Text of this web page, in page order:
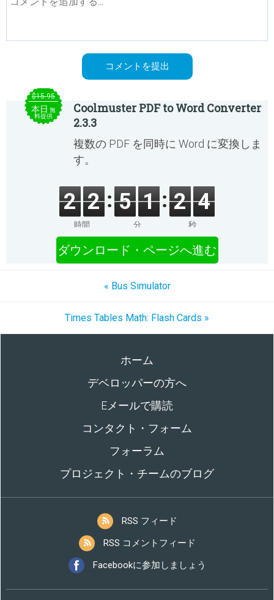
$15.95
本日 無
料提供
Coolmuster PDF to Word Converter
2.3.3
複数の PDF を同時に Word に変換しま
す。
2 2
時間
5 1
分
2 4
秒
ダウンロード・ページへ進む
« Bus Simulator
Times Tables Math: Flash Cards »
ホーム
デベロッパーの方へ
Eメールで購読
コンタクト・フォーム
フォーラム
プロジェクト・チームのブログ
RSS フィード
RSS コメントフィード
Facebookに参加しましょう